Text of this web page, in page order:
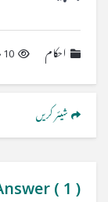
احکام 10 مرتبہ دیکھا گیا۔
شیئر کریں
( 1 )